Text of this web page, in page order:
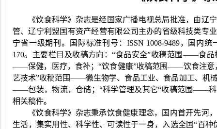
《饮食科学》杂志是经国家广播电视总局批准，由辽
管、辽宁利盟国有资产经营有限公司主办的省级科技类专
宁省一级期刊。国际标准刊号： ISSN 1008-9489，国内统
170。主要栏目及收稿方向：“食品安全”收稿范围——食品
——保健，医疗，食补；“饮食健康”收稿范围——饮食注意
艺技术”收稿范围——微生物学、食品工业、食品加工、机
——包装，物流，仓储； “科学管理及其它“收稿范围——科
相关稿件。
《饮食科学》杂志秉承饮食健康理念，国内首开先河
生活，集实用性、科学性、可读性于一身，入选全国“百种